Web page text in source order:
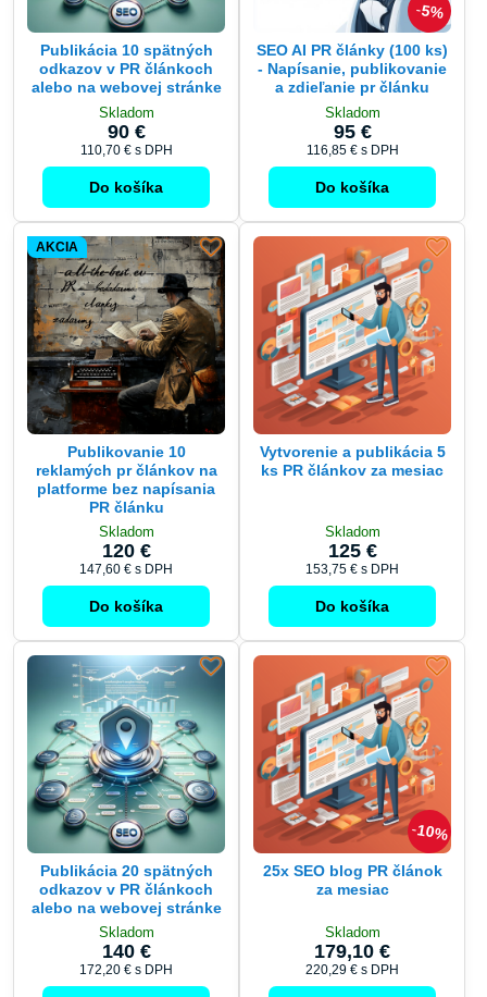
Publikácia 10 spätných
odkazov v PR článkoch
alebo na webovej stránke
Skladom
90 €
110,70 € s DPH
Do košíka
5%
SEO AI PR články (100 ks)
- Napísanie, publikovanie
a zdieľanie pr článku
Skladom
95 €
116,85 € s DPH
Do košíka
AKCIA
Publikovanie 10
reklamých pr článkov na
platforme bez napísania
PR článku
Skladom
120 €
147,60 € s DPH
Do košíka
Vytvorenie a publikácia 5
ks PR článkov za mesiac
Skladom
125 €
153,75 € s DPH
Do košíka
Publikácia 20 spätných
odkazov v PR článkoch
alebo na webovej stránke
Skladom
140 €
172,20 € s DPH
10%
25x SEO blog PR článok
za mesiac
Skladom
179,10 €
220,29 € s DPH